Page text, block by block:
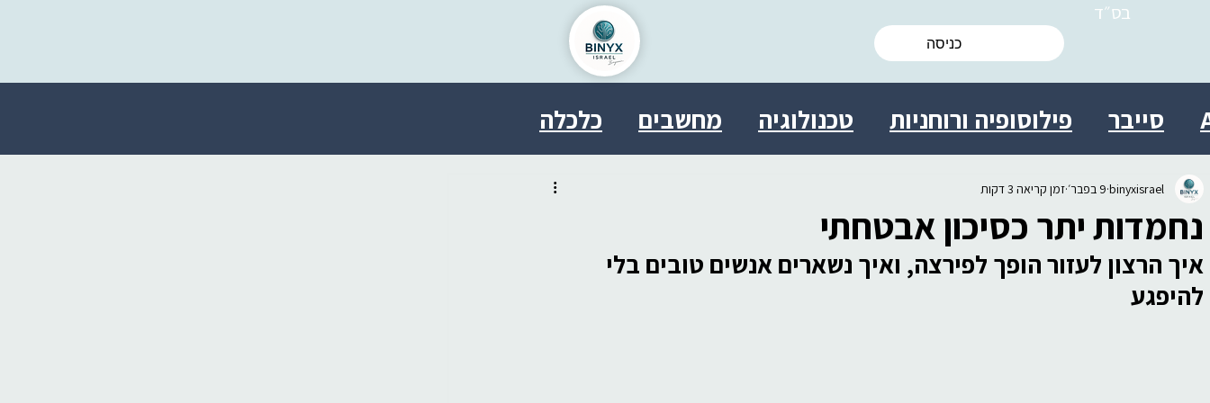
כניסה
בס״ד
סייבר פילוסופיה ורוחניות טכנולוגיה מחשבים כלכלה
מולטידיסציפלינרי פסיכולוגיה
אישי יצירתיות חברה יעוץ ביטחון אבטחת מידע
נחמדות יתר כסיכון אבטחתי
binyxisrael 9 בפבר׳ זמן קריאה 3 דקות
איך הרצון לעזור הופך לפירצה, ואיך נשארים אנשים טובים בלי
להיפגע